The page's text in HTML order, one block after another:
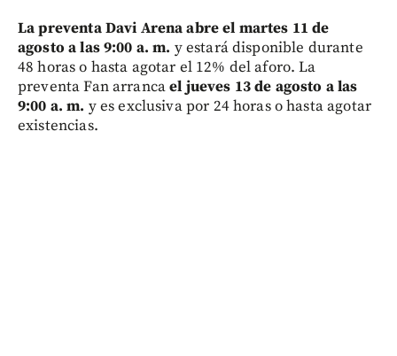
La preventa Davi Arena abre el martes 11 de
agosto a las 9:00 a. m. y estará disponible durante
48 horas o hasta agotar el 12% del aforo. La
preventa Fan arrancael jueves 13 de agosto a las
9:00 a. m. y es exclusiva por 24 horas o hasta agotar
existencias.